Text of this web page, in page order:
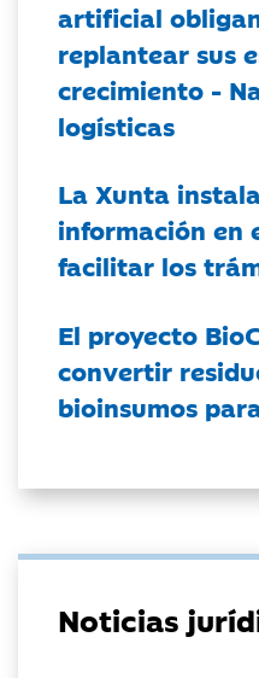
artificial
replantear sus
crecimiento -
logísticas
La Xunta
información en
facilitar los
El proyecto
convertir
bioinsumos
Noticias